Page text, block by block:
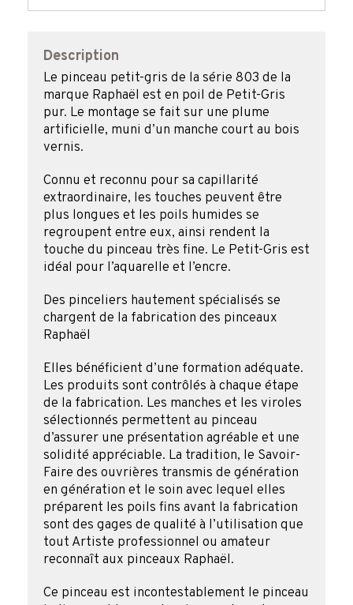
Description
Le pinceau petit-gris de la série 803 de la
marque Raphaël est en poil de Petit-Gris
pur. Le montage se fait sur une plume
artificielle, muni d’un manche court au bois
vernis.
Connu et reconnu pour sa capillarité
extraordinaire, les touches peuvent être
plus longues et les poils humides se
regroupent entre eux, ainsi rendent la
touche du pinceau très fine. Le Petit-Gris est
idéal pour l’aquarelle et l’encre.
Des pinceliers hautement spécialisés se
chargent de la fabrication des pinceaux
Raphaël
Elles bénéficient d’une formation adéquate.
Les produits sont contrôlés à chaque étape
de la fabrication. Les manches et les viroles
sélectionnés permettent au pinceau
d’assurer une présentation agréable et une
solidité appréciable. La tradition, le Savoir-
Faire des ouvrières transmis de génération
en génération et le soin avec lequel elles
préparent les poils fins avant la fabrication
sont des gages de qualité à l’utilisation que
tout Artiste professionnel ou amateur
reconnaît aux pinceaux Raphaël.
Ce pinceau est incontestablement le pinceau